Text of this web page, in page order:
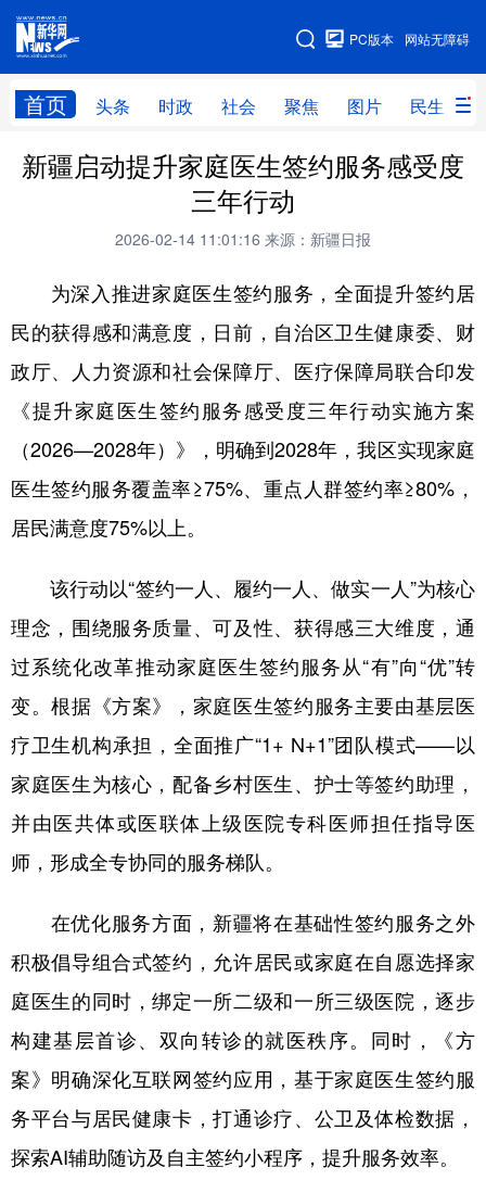
网站无障碍
PC版本
首页 头条 时政 社会 聚焦 图片 民生
网站地图
头条 时政 社会 聚焦
民生 访谈
服务
云游新疆 云端悦读 云看书画 光影新疆
人事频道 融媒体联播 廉政频道 新华视角看新疆
地方频道
北京 天津 河北 山西
辽宁 吉林
河南 湖北 湖南
广东 广西 海南 重庆
四川 贵州 云南 西藏
陕西 甘肃 青海 宁夏
新疆 内蒙古 黑龙江
多语种频道
English Español Français عربى
Русский язык 日本語 한국어
Deutsch Português
新疆启动提升家庭医生签约服务感受度
三年行动
2026-02-14 11:01:16 来源：新疆日报
为深入推进家庭医生签约服务，全面提升签约居
民的获得感和满意度，日前，自治区卫生健康委、财
政厅、人力资源和社会保障厅、医疗保障局联合印发
《提升家庭医生签约服务感受度三年行动实施方案
（2026—2028年）》，明确到2028年，我区实现家庭
医生签约服务覆盖率≥75%、重点人群签约率≥80%，
居民满意度75%以上。
该行动以“签约一人、履约一人、做实一人”为核心
理念，围绕服务质量、可及性、获得感三大维度，通
过系统化改革推动家庭医生签约服务从“有”向“优”转
变。根据《方案》，家庭医生签约服务主要由基层医
疗卫生机构承担，全面推广“1+ N+1”团队模式——以
家庭医生为核心，配备乡村医生、护士等签约助理，
并由医共体或医联体上级医院专科医师担任指导医
师，形成全专协同的服务梯队。
在优化服务方面，新疆将在基础性签约服务之外
积极倡导组合式签约，允许居民或家庭在自愿选择家
庭医生的同时，绑定一所二级和一所三级医院，逐步
构建基层首诊、双向转诊的就医秩序。同时，《方
案》明确深化互联网签约应用，基于家庭医生签约服
务平台与居民健康卡，打通诊疗、公卫及体检数据，
探索AI辅助随访及自主签约小程序，提升服务效率。